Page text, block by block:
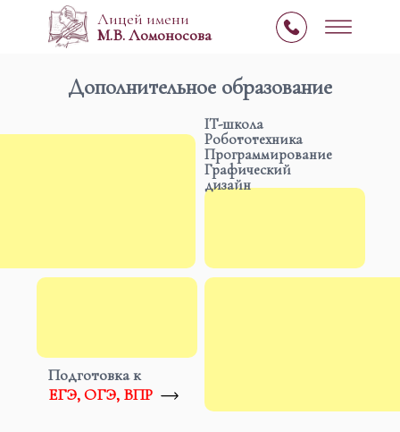
Лицей имени
М.В. Ломоносова
Дополнительное образование
IT-школа
Робототехника
Программирование
Графический
дизайн
Подготовка к
ЕГЭ, ОГЭ, ВПР